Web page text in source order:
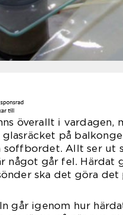
överallt i vardagen,
glasräcket på
soffbordet. Allt ser ut
något går fel. Härdat
ska det göra
går igenom hur